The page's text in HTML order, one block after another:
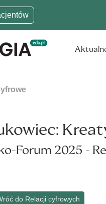
Forum 2025 -
do Relacji cyfrowych